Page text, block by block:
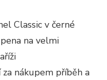
Classic v černé
na velmi
nákupem příběh a